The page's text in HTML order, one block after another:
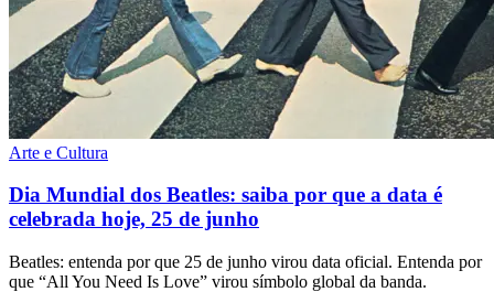
Arte e Cultura
Dia Mundial dos Beatles: saiba por que a data é
celebrada hoje, 25 de junho
Beatles: entenda por que 25 de junho virou data oficial. Entenda por
que “All You Need Is Love” virou símbolo global da banda.